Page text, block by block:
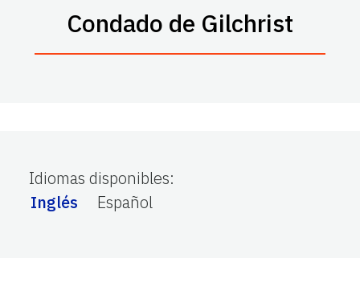
Condado de Gilchrist
Idiomas disponibles:
Inglés
Español